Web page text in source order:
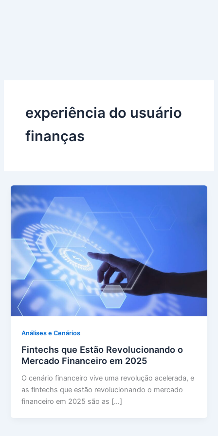
experiência do usuário
finanças
Análises e Cenários
Fintechs que Estão Revolucionando o
Mercado Financeiro em 2025
O cenário financeiro vive uma revolução acelerada, e
as fintechs que estão revolucionando o mercado
financeiro em 2025 são as […]